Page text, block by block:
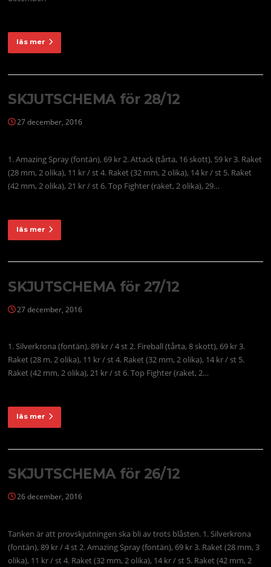
läs mer
SKJUTSCHEMA för 28/12
27 december, 2016
1. Amazing Spray (fontän), 69 kr 2. Attack (tårta, 16 skott), 59 kr 3. Raket
(28 mm, 2 olika), 11 kr / st 4. Raket (32 mm, 2 olika), 14 kr / st 5. Raket
(42 mm, 2 olika), 21 kr / st 6. Top Fighter (raket, 2 olika), 29…
läs mer
SKJUTSCHEMA för 27/12
27 december, 2016
1. Silverkrona (fontän), 89 kr / 4 st 2. Fireball (tårta, 8 skott), 69 kr 3.
Raket (28 m, 2 olika), 11 kr / st 4. Raket (32 mm, 2 olika), 14 kr / st 5.
Raket (42 mm, 2 olika), 21 kr / st 6. Top Fighter (raket, 2…
läs mer
SKJUTSCHEMA för 26/12
26 december, 2016
Tanken är att provskjutningen ska bli av trots blåsten. 1. Silverkrona
(fontän), 89 kr / 4 st 2. Amazing Spray (fontän), 69 kr 3. Raket (28 mm, 3
olika), 11 kr / st 4. Raket (32 mm, 2 olika), 14 kr / st 5. Raket (42 mm, 2